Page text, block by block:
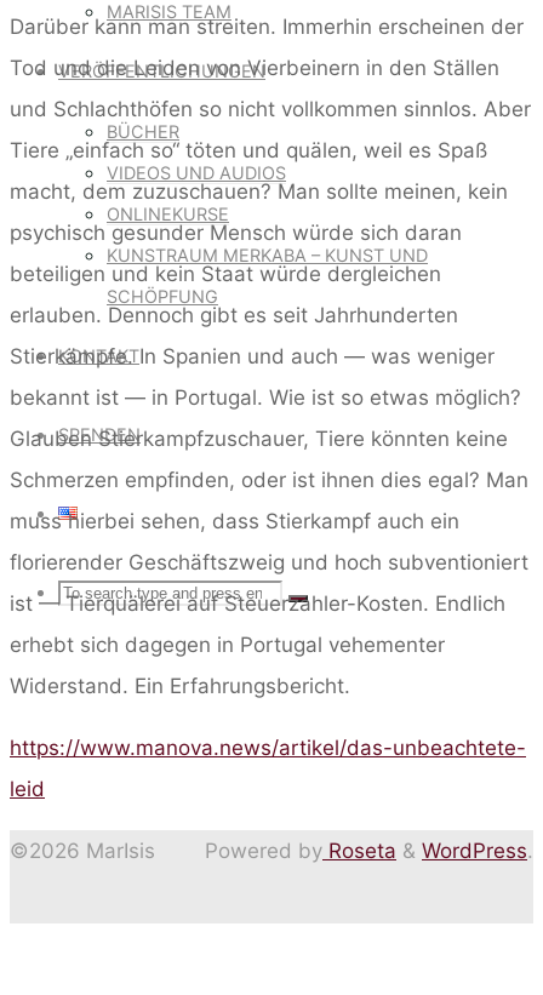
MARISIS TEAM
VERÖFFENTLICHUNGEN
BÜCHER
VIDEOS UND AUDIOS
ONLINEKURSE
KUNSTRAUM MERKABA – KUNST UND
SCHÖPFUNG
KONTAKT
SPENDEN
SEARCH
Search
Search
Darüber kann man streiten. Immerhin erscheinen der
Tod und die Leiden von Vierbeinern in den Ställen
und Schlachthöfen so nicht vollkommen sinnlos. Aber
Tiere „einfach so“ töten und quälen, weil es Spaß
macht, dem zuzuschauen? Man sollte meinen, kein
psychisch gesunder Mensch würde sich daran
beteiligen und kein Staat würde dergleichen
erlauben. Dennoch gibt es seit Jahrhunderten
Stierkämpfe. In Spanien und auch — was weniger
bekannt ist — in Portugal. Wie ist so etwas möglich?
Glauben Stierkampfzuschauer, Tiere könnten keine
Schmerzen empfinden, oder ist ihnen dies egal? Man
muss hierbei sehen, dass Stierkampf auch ein
florierender Geschäftszweig und hoch subventioniert
ist — Tierquälerei auf Steuerzahler-Kosten. Endlich
erhebt sich dagegen in Portugal vehementer
Widerstand. Ein Erfahrungsbericht.
https://www.manova.news/artikel/das-unbeachtete-
leid
Powered by Roseta & WordPress.
©2026 MarIsis